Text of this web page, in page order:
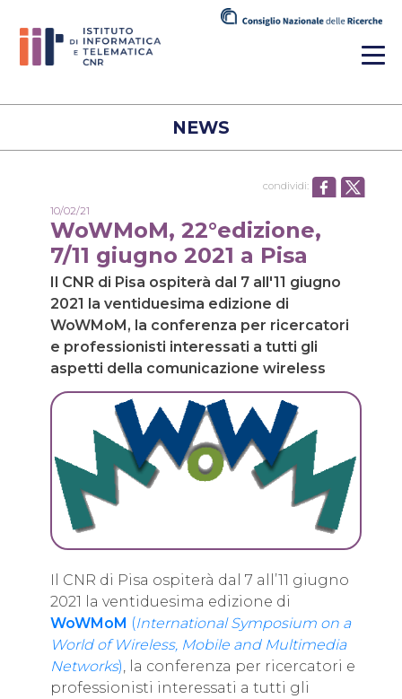
NEWS
condividi:
10/02/21
WoWMoM, 22°edizione,
7/11 giugno 2021 a Pisa
Il CNR di Pisa ospiterà dal 7 all'11 giugno
2021 la ventiduesima edizione di
WoWMoM, la conferenza per ricercatori
e professionisti interessati a tutti gli
aspetti della comunicazione wireless
Il CNR di Pisa ospiterà dal 7 all’11 giugno
2021 la ventiduesima edizione di
WoWMoM (International Symposium on a
World of Wireless, Mobile and Multimedia
Networks), la conferenza per ricercatori e
professionisti interessati a tutti gli